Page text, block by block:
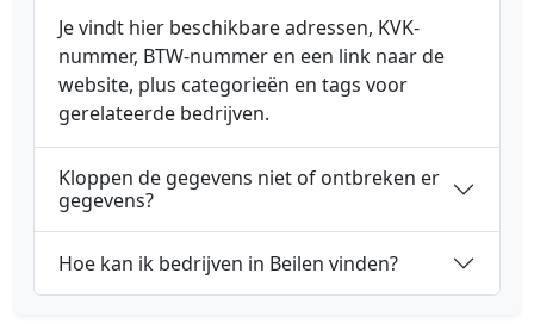
Je vindt hier beschikbare adressen, KVK-
nummer, BTW-nummer en een link naar de
website, plus categorieën en tags voor
gerelateerde bedrijven.
Kloppen de gegevens niet of ontbreken er
gegevens?
Hoe kan ik bedrijven in Beilen vinden?